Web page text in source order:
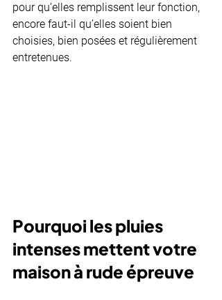
pour qu’elles remplissent leur fonction,
encore faut-il qu’elles soient bien
choisies, bien posées et régulièrement
entretenues.
Pourquoi les pluies
intenses mettent votre
maison à rude épreuve